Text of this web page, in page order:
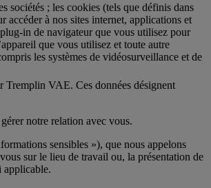
sociétés ; les cookies (tels que définis dans
accéder à nos sites internet, applications et
in de navigateur que vous utilisez pour
que vous utilisez et toute autre
les systèmes de vidéosurveillance et de
Tremplin VAE. Ces données désignent
notre relation avec vous.
sensibles »), que nous appelons
sur le lieu de travail ou, la présentation de
applicable.